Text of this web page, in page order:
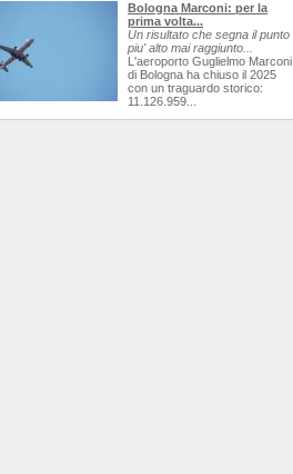
Bologna Marconi: per la
prima volta...
Un risultato che segna il punto
piu' alto mai raggiunto...
L'aeroporto Guglielmo Marconi
di Bologna ha chiuso il 2025
con un traguardo storico:
11.126.959...